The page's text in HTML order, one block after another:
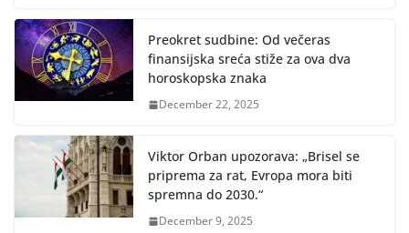
Preokret sudbine: Od večeras
finansijska sreća stiže za ova dva
horoskopska znaka
December 22, 2025
Viktor Orban upozorava: „Brisel se
priprema za rat, Evropa mora biti
spremna do 2030.“
December 9, 2025